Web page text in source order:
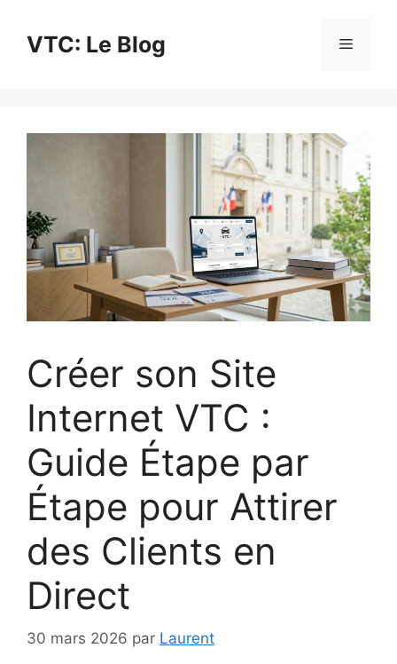
contenuVTC: Le Blog Menu
Créer son Site
Internet VTC :
Guide Étape par
Étape pour Attirer
des Clients en
Direct
30 mars 2026 par Laurent